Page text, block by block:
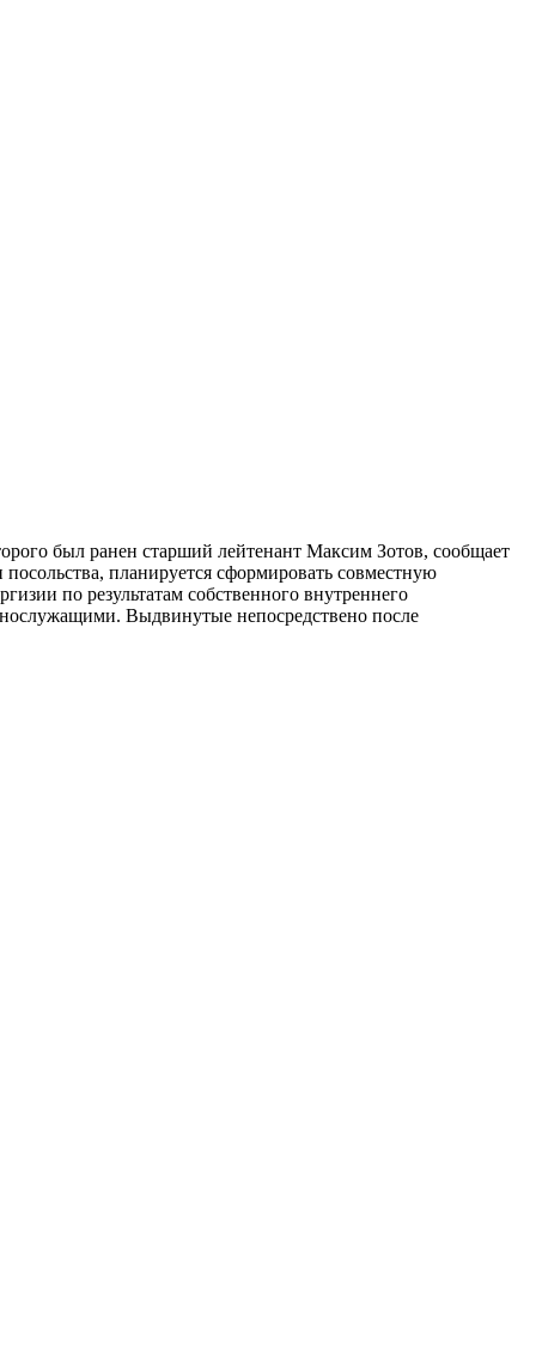
был ранен старший лейтенант Максим Зотов, сообщает
планируется сформировать совместную
по результатам собственного внутреннего
Выдвинутые непосредствено после